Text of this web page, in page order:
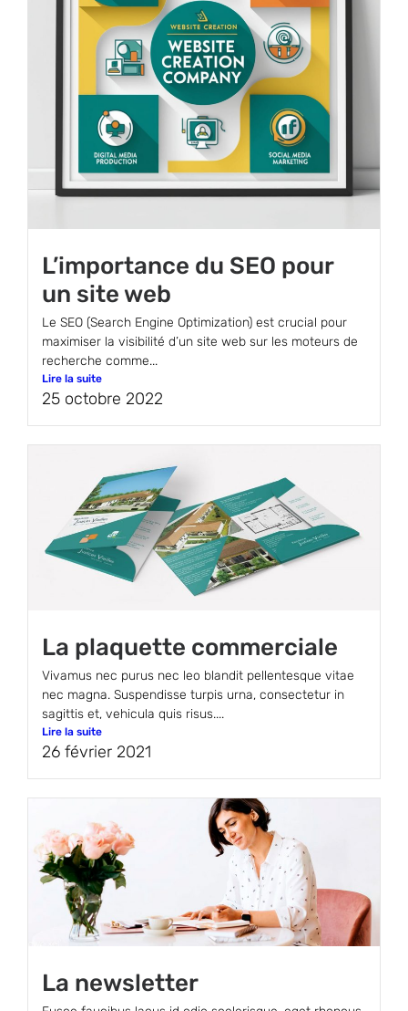
L’importance du SEO pour
un site web
Le SEO (Search Engine Optimization) est crucial pour
maximiser la visibilité d’un site web sur les moteurs de
recherche comme...
Lire la suite
25 octobre 2022
La plaquette commerciale
Vivamus nec purus nec leo blandit pellentesque vitae
nec magna. Suspendisse turpis urna, consectetur in
sagittis et, vehicula quis risus....
Lire la suite
26 février 2021
La newsletter